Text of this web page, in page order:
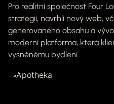
Pro realitní společnost Four
strategii, navrhli nový web,
generovaného obsahu a
moderní platforma, která
vysněnému bydlení.